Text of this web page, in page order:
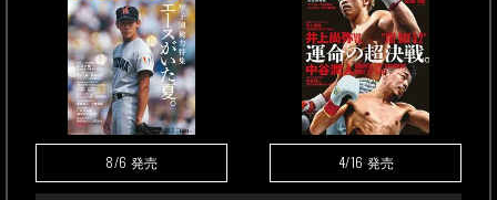
8/6 発売 4/16 発売